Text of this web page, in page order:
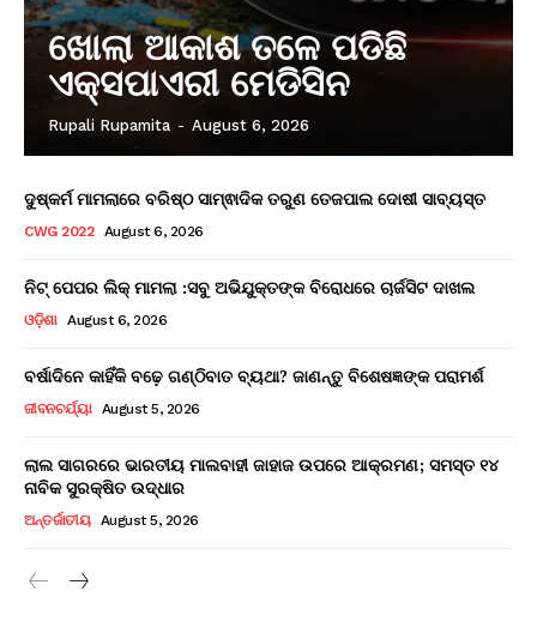
ଖୋଲା ଆକାଶ ତଳେ ପଡିଛି
ଏକ୍ସପାଏରୀ ମେଡିସିନ
Rupali Rupamita - August 6, 2026
ଦୁଷ୍କର୍ମ ମାମଲାରେ ବରିଷ୍ଠ ସାମ୍ଵାଦିକ ତରୁଣ ତେଜପାଲ ଦୋଷୀ ସାବ୍ୟସ୍ତ
CWG 2022 August 6, 2026
ନିଟ୍ ପେପର ଲିକ୍ ମାମଲା :ସବୁ ଅଭିଯୁକ୍ତଙ୍କ ବିରୋଧରେ ଚାର୍ଜସିଟ ଦାଖଲ
ଓଡ଼ିଶା August 6, 2026
ବର୍ଷାଦିନେ କାହିଁକି ବଢ଼େ ଗଣ୍ଠିବାତ ବ୍ୟଥା? ଜାଣନ୍ତୁ ବିଶେଷଜ୍ଞଙ୍କ ପରାମର୍ଶ
ଜୀବନଚର୍ଯ୍ୟା August 5, 2026
ଲାଲ ସାଗରରେ ଭାରତୀୟ ମାଲବାହୀ ଜାହାଜ ଉପରେ ଆକ୍ରମଣ; ସମସ୍ତ ୧୪
ନାବିକ ସୁରକ୍ଷିତ ଉଦ୍ଧାର
ଅନ୍ତର୍ଜାତୀୟ August 5, 2026